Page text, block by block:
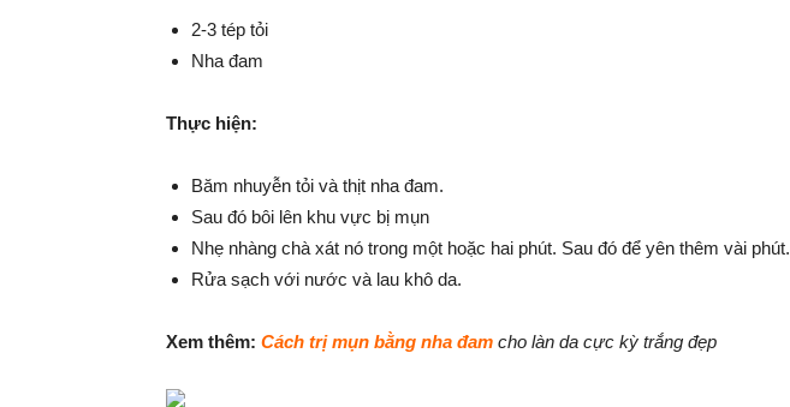
2-3 tép tỏi
Nha đam
Thực hiện:
Băm nhuyễn tỏi và thịt nha đam.
Sau đó bôi lên khu vực bị mụn
Nhẹ nhàng chà xát nó trong một hoặc hai phút. Sau đó để yên thêm vài phút.
Rửa sạch với nước và lau khô da.
Xem thêm: Cách trị mụn bằng nha đam cho làn da cực kỳ trắng đẹp